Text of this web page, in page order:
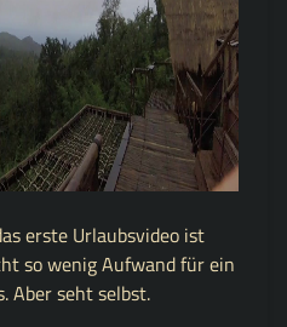
erste Urlaubsvideo ist
so wenig Aufwand für ein
Aber seht selbst.